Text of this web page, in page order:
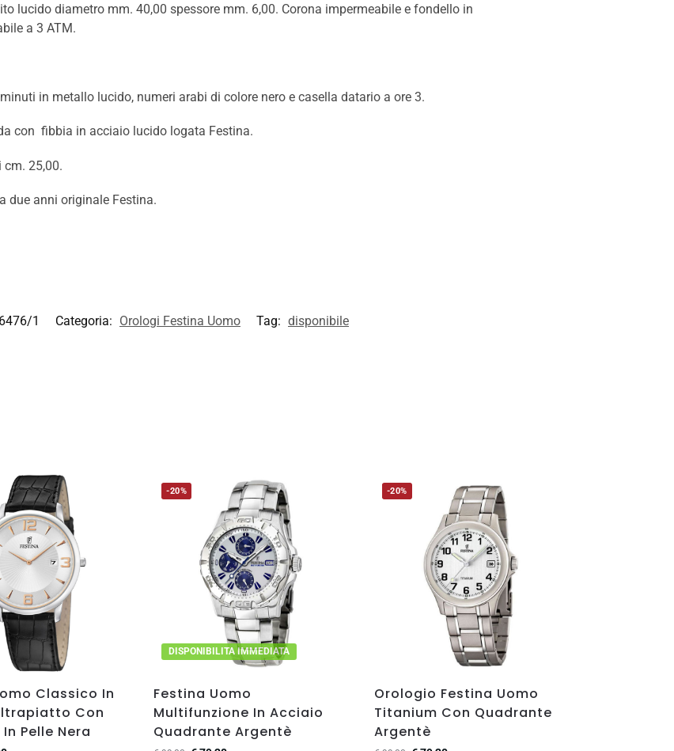
lucido diametro mm. 40,00 spessore mm. 6,00. Corona impermeabile e fondello in
a 3 ATM.
in metallo lucido, numeri arabi di colore nero e casella datario a ore 3.
con fibbia in acciaio lucido logata Festina.
cm. 25,00.
due anni originale Festina.
1 Categoria: Orologi Festina Uomo Tag: disponibile
Classico In
Con
Pelle Nera
-20%
DISPONIBILITA IMMEDIATA
Festina Uomo
Multifunzione In Acciaio
Quadrante Argentè
-20%
Orologio Festina Uomo
Titanium Con Quadrante
Argentè